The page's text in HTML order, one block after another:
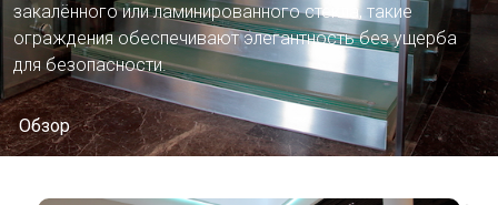
закалённого или ламинированного стекла, такие
ограждения обеспечивают элегантность без ущерба
для безопасности.
Обзор